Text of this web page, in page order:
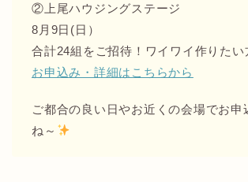
②上尾ハウジングステージ
8月9日(日）
合計24組をご招待！ワイワイ作りたい
お申込み・詳細はこちらから
ご都合の良い日やお近くの会場でお申
ね～